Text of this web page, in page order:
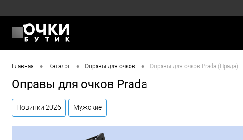
Главная • Каталог • Оправы для очков • Оправы для очков Prada (Прада)
Оправы для очков Prada
Новинки 2026 Мужские